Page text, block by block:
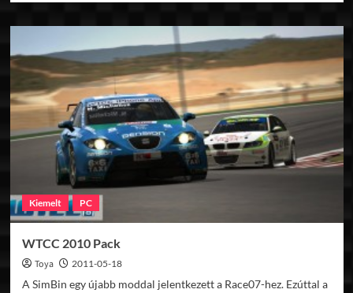
This
Sim
Racing
#1
Kiemelt PC
WTCC 2010 Pack
Toya 2011-05-18
A SimBin egy újabb moddal jelentkezett a Race07-hez. Ezúttal a